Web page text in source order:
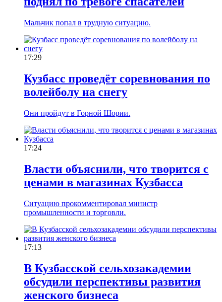
Мальчик попал в трудную ситуацию.
17:29
Кузбасс проведёт соревнования по
волейболу на снегу
Они пройдут в Горной Шории.
17:24
Власти объяснили, что творится с
ценами в магазинах Кузбасса
Ситуацию прокомментировал министр
промышленности и торговли.
17:13
В Кузбасской сельхозакадемии
обсудили перспективы развития
женского бизнеса